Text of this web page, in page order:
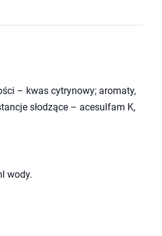
– kwas cytrynowy; aromaty,
słodzące – acesulfam K,
wody.